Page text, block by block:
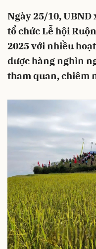
Ngày 25/10, UBND
tổ chức Lễ hội
2025 với nhiều
được hàng nghìn
tham quan, chiêm